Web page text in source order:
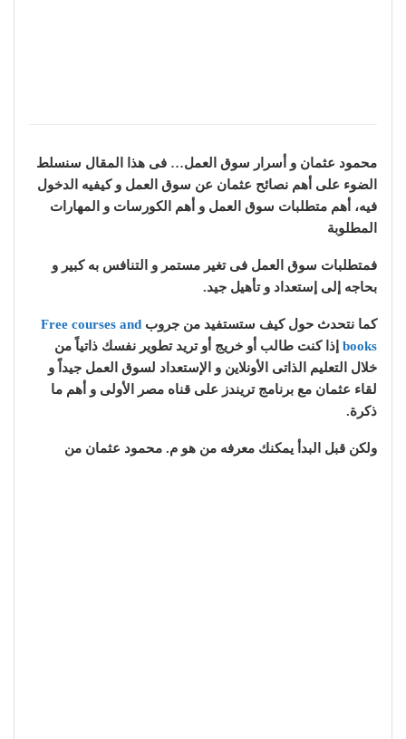
محمود عثمان و أسرار سوق العمل… فى هذا المقال سنسلط
الضوء على أهم نصائح عثمان عن سوق العمل و كيفيه الدخول
فيه، أهم متطلبات سوق العمل و أهم الكورسات و المهارات
المطلوبة
فمتطلبات سوق العمل فى تغير مستمر و التنافس به كبير و
بحاجه إلى إستعداد و تأهيل جيد.
كما نتحدث حول كيف ستستفيد من جروب Free courses and
books إذا كنت طالب أو خريج أو تريد تطوير نفسك ذاتياً من
خلال التعليم الذاتى الأونلاين و الإستعداد لسوق العمل جيداً و
لقاء عثمان مع برنامج تريندز على قناه مصر الأولى و أهم ما
ذكرة.
ولكن قبل البدأ يمكنك معرفه من هو م. محمود عثمان من